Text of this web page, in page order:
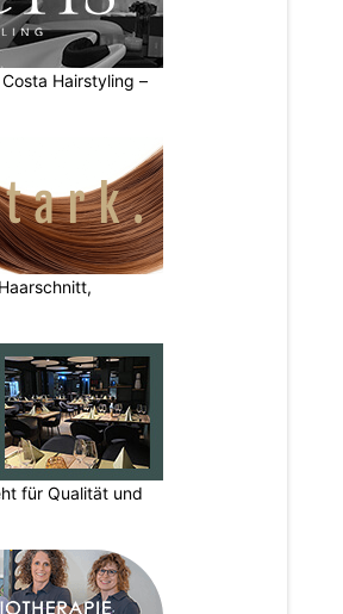
Hairstyling –
für Qualität und